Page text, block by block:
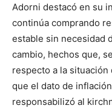
Adorni destacó en su
continúa comprando
estable sin necesidad
cambio, hechos que,
respecto a la
que el dato de
responsabilizó al